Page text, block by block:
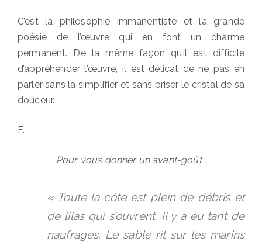
C’est la philosophie immanentiste et la grande
poésie de l’œuvre qui en font un charme
permanent. De la même façon qu’il est difficile
d’appréhender l’œuvre, il est délicat de ne pas en
parler sans la simplifier et sans briser le cristal de sa
douceur.
F.
Pour vous donner un avant-goût :
« Toute la côte est plein de débris et
de lilas qui s’ouvrent. Il y a eu tant de
naufrages. Le sable rit sur les marins